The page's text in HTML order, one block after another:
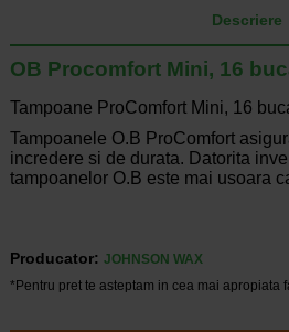
Descriere
OB Procomfort Mini, 16
Tampoane ProComfort Mini, 16
Tampoanele O.B ProComfort
incredere si de durata. Datorita
tampoanelor O.B este mai usoara
Producator: JOHNSON WAX
*Pentru pret te asteptam in cea mai apropiata